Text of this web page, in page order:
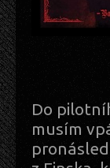
Do
musím